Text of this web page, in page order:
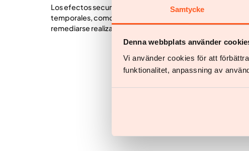
Samtycke
Denna webbplats använder
Vi använder cookies för att
funktionalitet, anpassning av
Los efectos secundarios son pocos y, a menudo, implican
temporales, como náuseas, diarrea y estreñimiento. Los
remediarse realizando cambios en el estilo de vida.